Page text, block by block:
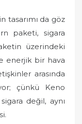
tasarımı da göz
paketi, sigara
üzerindeki
enerjik bir hava
arasında
çünkü Keno
değil, aynı